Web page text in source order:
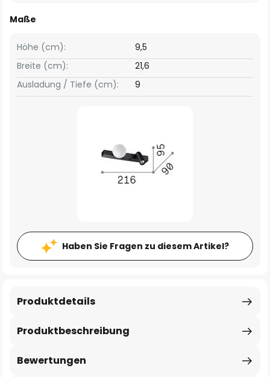
Maße
Breite (cm): 21,6
Höhe (cm): 9,5
Ausladung / Tiefe (cm): 9
Haben Sie Fragen zu diesem Artikel?
Produktbeschreibung
Produktdetails
Bewertungen